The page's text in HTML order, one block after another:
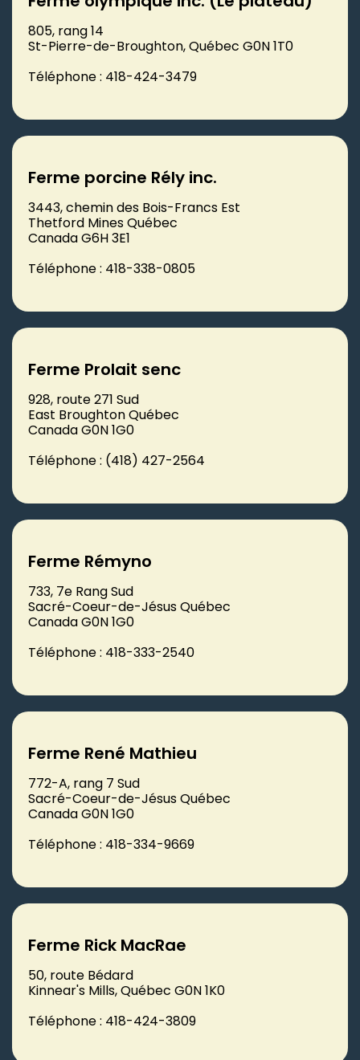
805, rang 14
St-Pierre-de-Broughton, Québec G0N 1T0
Téléphone : 418-424-3479
Ferme porcine Rély inc.
3443, chemin des Bois-Francs Est
Thetford Mines Québec
Canada G6H 3E1
Téléphone : 418-338-0805
Ferme Prolait senc
928, route 271 Sud
East Broughton Québec
Canada G0N 1G0
Téléphone : (418) 427-2564
Ferme Rémyno
733, 7e Rang Sud
Sacré-Coeur-de-Jésus Québec
Canada G0N 1G0
Téléphone : 418-333-2540
Ferme René Mathieu
772-A, rang 7 Sud
Sacré-Coeur-de-Jésus Québec
Canada G0N 1G0
Téléphone : 418-334-9669
Ferme Rick MacRae
50, route Bédard
Kinnear's Mills, Québec G0N 1K0
Téléphone : 418-424-3809